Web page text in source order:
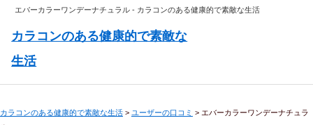
エバーカラーワンデーナチュラル - カラコンのある健康的で素敵な生活
カラコンのある健康的で素敵な
生活
カラコンのある健康的で素敵な生活 > ユーザーの口コミ > エバーカラーワンデーナチュラ